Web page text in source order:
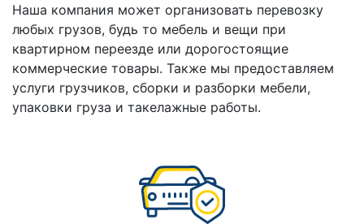
Наша компания может организовать перевозку
любых грузов, будь то мебель и вещи при
квартирном переезде или дорогостоящие
коммерческие товары. Также мы предоставляем
услуги грузчиков, сборки и разборки мебели,
упаковки груза и такелажные работы.